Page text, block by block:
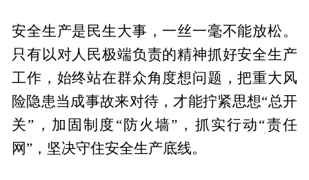
安全生产是民生大事，一丝一毫不能放松。
只有以对人民极端负责的精神抓好安全生产
工作，始终站在群众角度想问题，把重大风
险隐患当成事故来对待，才能拧紧思想“总开
关”，加固制度“防火墙”，抓实行动“责任
网”，坚决守住安全生产底线。